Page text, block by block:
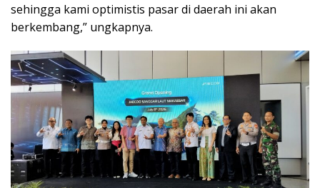
sehingga kami optimistis pasar di daerah ini akan
berkembang,” ungkapnya.